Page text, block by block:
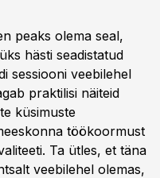
peaks olema seal,
hästi seadistatud
sessiooni veebilehel
praktilisi näiteid
küsimuste
töökoormust
Ta ütles, et täna
veebilehel olemas,